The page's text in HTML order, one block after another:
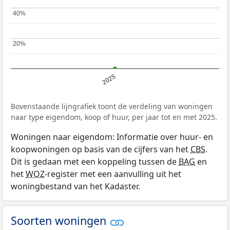
2025
20%
20%
40%
40%
Bovenstaande lijngrafiek toont de verdeling van woningen
naar type eigendom, koop of huur, per jaar tot en met 2025.
Woningen naar eigendom: Informatie over huur- en
koopwoningen op basis van de cijfers van hetCBS.
Dit is gedaan met een koppeling tussen deBAG en
hetWOZ-register met een aanvulling uit het
woningbestand van het Kadaster.
Soorten woningen